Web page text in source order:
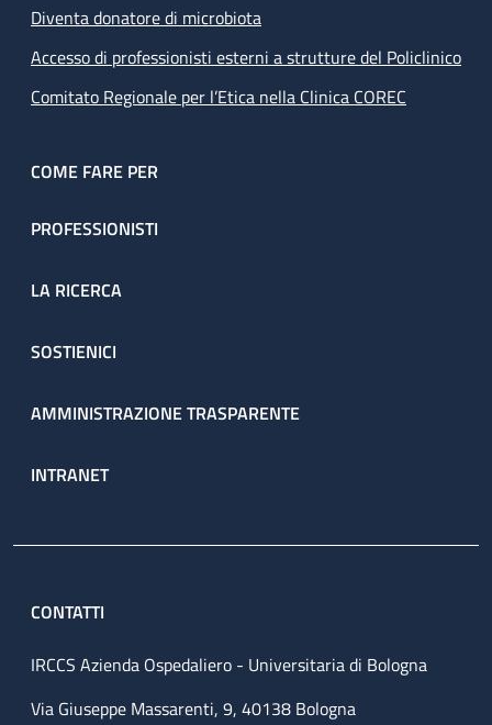
Diventa donatore di microbiota
Accesso di professionisti esterni a strutture del Policlinico
Comitato Regionale per l’Etica nella Clinica COREC
COME FARE PER
PROFESSIONISTI
LA RICERCA
SOSTIENICI
AMMINISTRAZIONE TRASPARENTE
INTRANET
CONTATTI
IRCCS Azienda Ospedaliero - Universitaria di Bologna
Via Giuseppe Massarenti, 9, 40138 Bologna